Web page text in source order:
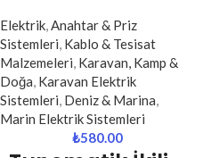
Joule | Güçlü ve
Güvenli Kullanım
Tunçmatik Powersurge
TSK6136 akım korumalı priz,
1050 Joule enerji emme
kapasitesi ile elektronik
Elektrik,Anahtar & Priz
Sistemleri, Kablo & Tesisat
Malzemeleri, Karavan, Kamp &
Doğa, Karavan Elektrik
Sistemleri, Deniz & Marina,
Marin Elektrik Sistemleri
₺580.00